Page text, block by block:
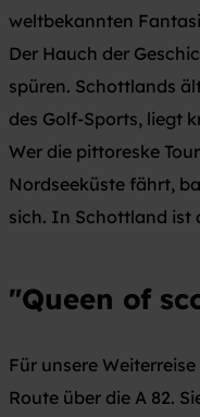
weltbekannten
Der Hauch der
spüren. Schottlands
des Golf-Sports, liegt
Wer die pittoreske
Nordseeküste fährt,
sich. In Schottland ist
"Queen of
Für unsere
Route über die A 82.